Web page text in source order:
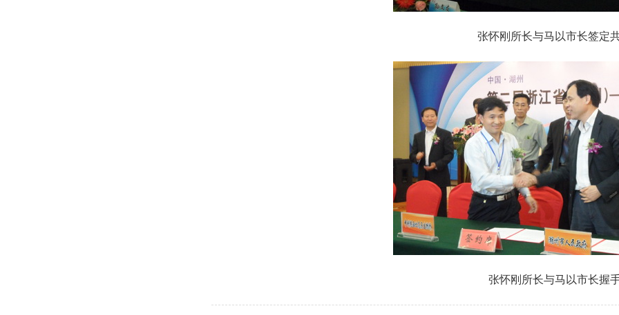
张怀刚所长与马以市长签定
张怀刚所长与马以市长握